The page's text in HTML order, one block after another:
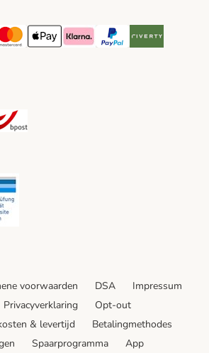
Method
Payment Method
Payment Method
Apple Pay Payment Method
Klarna Payment Method
PayPal Payment Method
Riverty Payment
Method
Method
Relay Shipping Method
voorwaarden DSA
Impressum
Privacyverklaring
Opt-out
& levertijd
Betalingmethodes
Spaarprogramma App